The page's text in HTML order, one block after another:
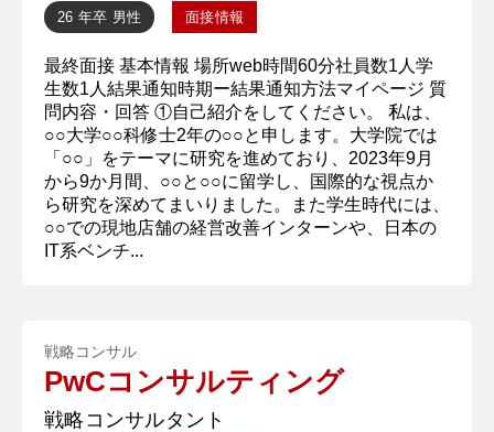
26 年卒 男性 面接情報
最終面接 基本情報 場所web時間60分社員数1人学
生数1人結果通知時期ー結果通知方法マイページ 質
問内容・回答 ①自己紹介をしてください。 私は、
○○大学○○科修士2年の○○と申します。大学院では
「○○」をテーマに研究を進めており、2023年9月
から9か月間、○○と○○に留学し、国際的な視点か
ら研究を深めてまいりました。また学生時代には、
○○での現地店舗の経営改善インターンや、日本の
IT系ベンチ...
戦略コンサル
PwCコンサルティング
戦略コンサルタント